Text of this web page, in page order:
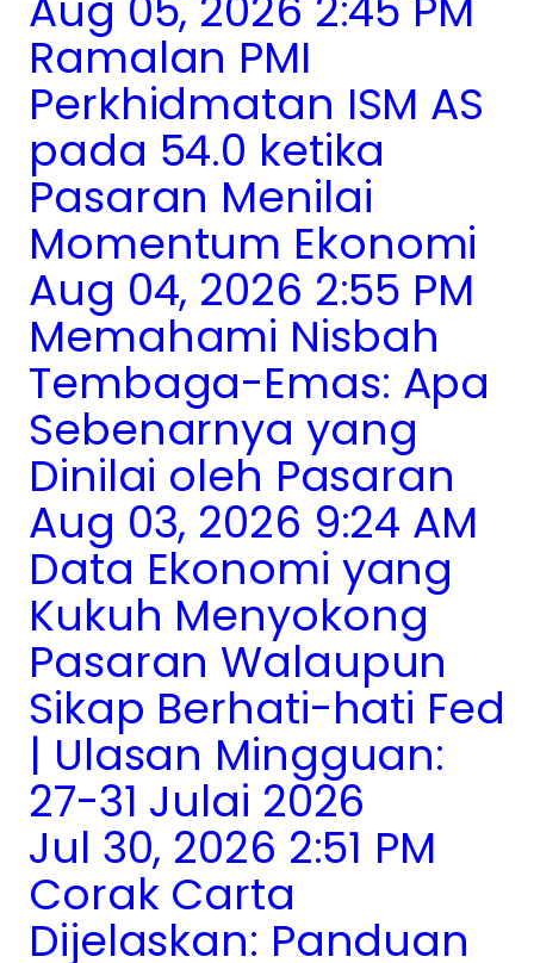
Ramalan PMI
Perkhidmatan ISM AS
pada 54.0 ketika
Pasaran Menilai
Momentum Ekonomi
Aug 04, 2026 2:55 PM
Memahami Nisbah
Tembaga-Emas: Apa
Sebenarnya yang
Dinilai oleh Pasaran
Aug 03, 2026 9:24 AM
Data Ekonomi yang
Kukuh Menyokong
Pasaran Walaupun
Sikap Berhati-hati Fed
| Ulasan Mingguan:
27-31 Julai 2026
Jul 30, 2026 2:51 PM
Corak Carta
Dijelaskan: Panduan